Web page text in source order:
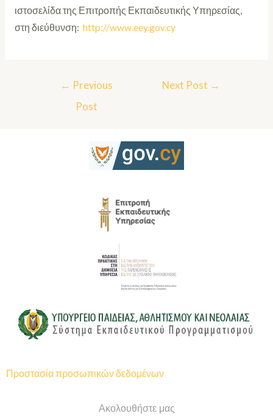
ιστοσελίδα της Επιτροπής Εκπαιδευτικής Υπηρεσίας,
στη διεύθυνση: http://www.eey.gov.cy
← Previous
Post
Next Post →
Προστασία προσωπικών δεδομένων
Ακολουθήστε μας